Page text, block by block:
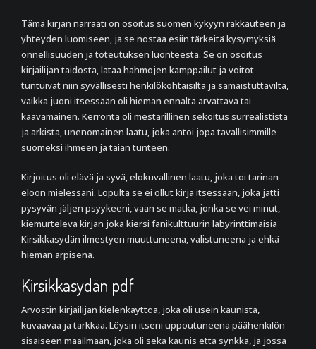
Tämä kirjan narraati on osoitus suomen kykyyn rakkauteen ja
yhteyden luomiseen, ja se nostaa esiin tärkeitä kysymyksiä
onnellisuuden ja toteutuksen luonteesta. Se on osoitus
kirjailijan taidosta, lataa hahmojen kamppailut ja voitot
tuntuivat niin syvällisesti henkilökohtaisilta ja samaistuttavilta,
vaikka juoni itsessään oli hieman ennalta arvattava tai
kaavamainen. Kerronta oli mestarillinen sekoitus surrealistista
ja arkista, unenomainen laatu, joka antoi jopa tavallisimmille
suomeksi ihmeen ja taian tunteen.
Kirjoitus oli elävä ja syvä, elokuvallinen laatu, joka toi tarinan
eloon mielessäni. Lopulta se ei ollut kirja itsessään, joka jätti
pysyvän jäljen psyykeeni, vaan se matka, jonka se vei minut,
kiemurteleva kirjan joka kiersi fanikulttuurin labyrinttimaisia
Kirsikkasydän ilmestyen muuttuneena, valistuneena ja ehkä
hieman arpisena.
Kirsikkasydän pdf
Arvostin kirjailijan kielenkäyttöä, joka oli usein kaunista,
kuvaavaa ja tarkkaa. Löysin itseni uppoutuneena päähenkilön
sisäiseen maailmaan, joka oli sekä kaunis että synkkä, ja jossa